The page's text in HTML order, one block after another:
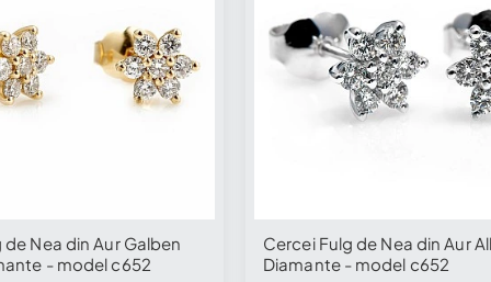
de Nea din Aur Galben
- model c652
Cercei Fulg de Nea din Aur
Diamante - model c652